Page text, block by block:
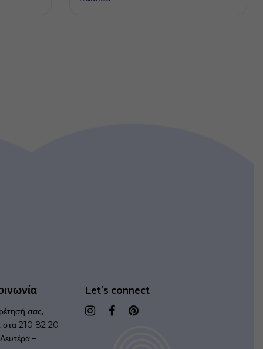
σας,
στα 210 82 20
–
Let's connect